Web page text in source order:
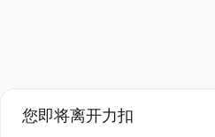
您即将离开力扣